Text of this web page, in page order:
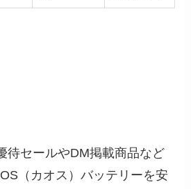
待セールやDM掲載商品など
（カオス）バッテリーを安